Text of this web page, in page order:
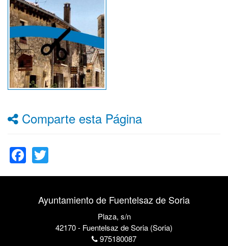
Comparte esta Página
Facebook
Ayuntamiento de Fuentelsaz de Soria
Plaza, s/n
42170 - Fuentelsaz de Soria (Soria)
975180087